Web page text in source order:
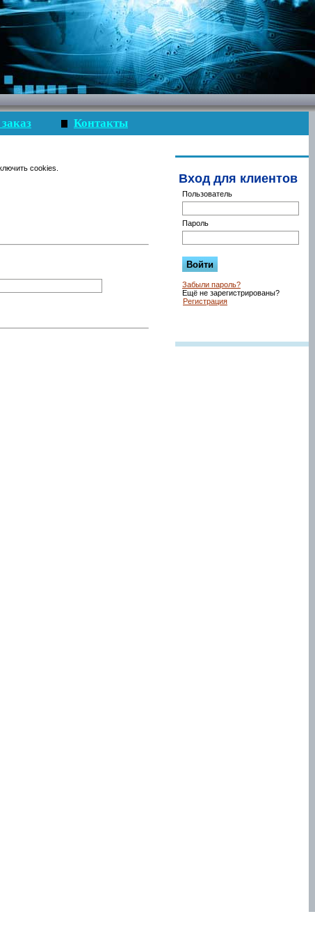
Контакты
cookies.
Вход для клиентов
Пользователь
Пароль
Забыли пароль?
Ещё не зарегистрированы?
Регистрация